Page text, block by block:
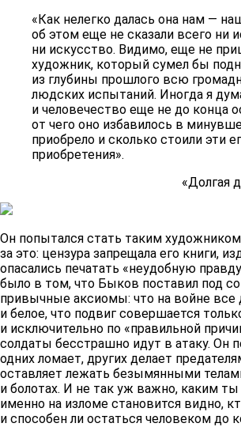
«Как нелегко далась она нам —
об этом еще не сказали всего ни
ни искусство. Видимо, еще не
художник, который сумел бы
из глубины прошлого всю
людских испытаний. Иногда я
и человечество еще не до конца
от чего оно избавилось в
приобрело и сколько стоили эти
приобретения».
«Долгая
Он попытался стать таким
за это: цензура запрещала его книги,
опасались печатать «неудобную
было в том, что Быков поставил под
привычные аксиомы: что на войне все
и белое, что подвиг совершается
и исключительно по «правильной
солдаты бесстрашно идут в атаку. Он
одних ломает, других делает
оставляет лежать безымянными
и болотах. И не так уж важно, каким
именно на изломе становится видно,
и способен ли остаться человеком до